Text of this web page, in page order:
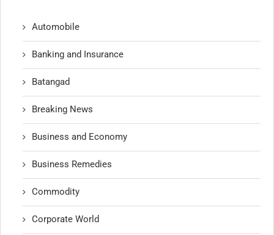
Automobile
Banking and Insurance
Batangad
Breaking News
Business and Economy
Business Remedies
Commodity
Corporate World